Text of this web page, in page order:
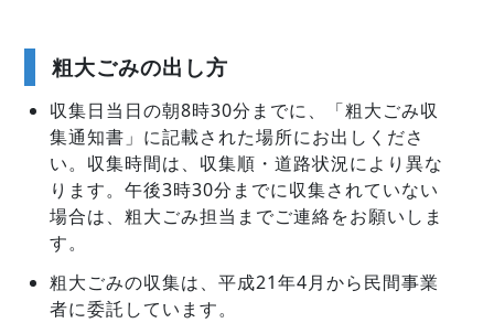
粗大ごみの出し方
収集日当日の朝8時30分までに、「粗大ごみ収
集通知書」に記載された場所にお出しくださ
い。収集時間は、収集順・道路状況により異な
ります。午後3時30分までに収集されていない
場合は、粗大ごみ担当までご連絡をお願いしま
す。
粗大ごみの収集は、平成21年4月から民間事業
者に委託しています。